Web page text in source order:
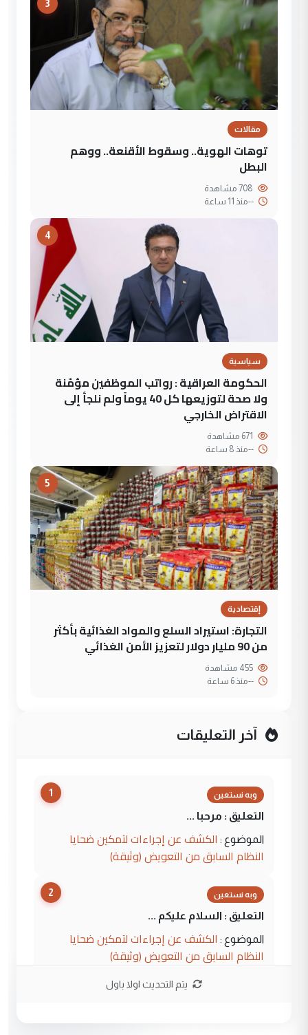
3
مقالات
توهات الهوية.. وسقوط الأقنعة.. ووهم
البطل
--منذ 11 ساعة
4
سياسية
الحكومة العراقية : رواتب الموظفين مؤمّنة
ولا صحة لتوزيعها كل 40 يوماً ولم نلجأ إلى
الاقتراض الخارجي
--منذ 8 ساعة
5
إقتصادية
التجارة: استيراد السلع والمواد الغذائية بأكثر
من 90 مليار دولار لتعزيز الأمن الغذائي
--منذ 6 ساعة
آخر التعليقات
1 وبه نستعين
التعليق : مرحبا ...
الموضوع : الكشف عن إجراءات لتمكين ضحايا
النظام السابق من التعويض (وثيقة)
2 وبه نستعين
التعليق : السلام عليكم ...
الموضوع : الكشف عن إجراءات لتمكين ضحايا
النظام السابق من التعويض (وثيقة)
يتم التحديث اولا باول